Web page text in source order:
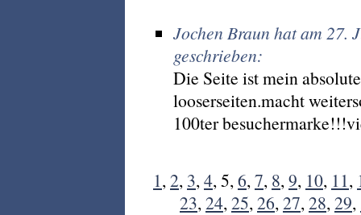
Jochen Braun hat am 27.
geschrieben:
Die Seite ist mein
looserseiten.macht
100ter
1,2, 3,4, 5,6,7, 8,9, 10, 11,
23,24,25,26,27,28,29,